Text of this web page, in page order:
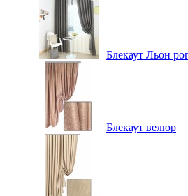
Блекаут Льон
Блекаут велюр